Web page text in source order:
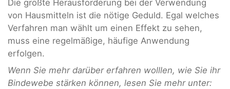
Die größte Herausforderung bei der Verwendung
von Hausmitteln ist die nötige Geduld. Egal welches
Verfahren man wählt um einen Effekt zu sehen,
muss eine regelmäßige, häufige Anwendung
erfolgen.
Wenn Sie mehr darüber erfahren wolllen, wie Sie ihr
Bindewebe stärken können, lesen Sie mehr unter: